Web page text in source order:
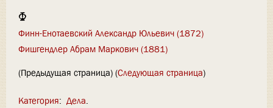
Ф
Финн-Енотаевский Александр Юльевич (1872)
Фишгендлер Абрам Маркович (1881)
(Предыдущая страница) (Следующая страница)
Категория: Дела